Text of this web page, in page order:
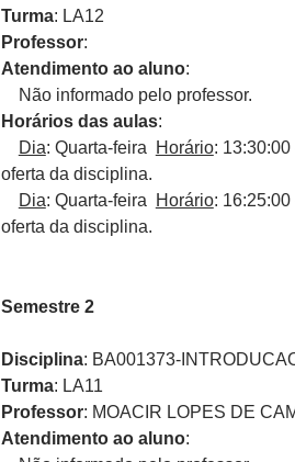
Turma: LA12
Professor:
Atendimento ao aluno:
Não informado pelo professor.
Horários das aulas:
Dia: Quarta-feira Horário: 13:30:00
oferta da disciplina.
Dia: Quarta-feira Horário: 16:25:00
oferta da disciplina.
Semestre 2
Disciplina: BA001373-
Turma: LA11
Professor: MOACIR LOPES DE
Atendimento ao aluno: